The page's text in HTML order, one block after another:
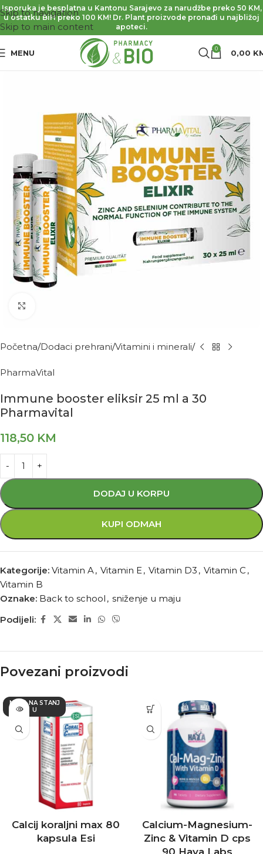
Skip to navigation
Skip to main content
Isporuka je besplatna u Kantonu Sarajevo za narudžbe preko 50 KM,
u ostatku BiH preko 100 KM! Dr. Plant proizvode pronađi u najbližoj
apoteci.
MENU 0 0,00
Početna Dodaci prehrani Vitamini i minerali
PharmaVital
Immune booster eliksir 25 ml a 30
Pharmavital
118,50 KM
DODAJ U KORPU
KUPI ODMAH
Kategorije: Vitamin A, Vitamin E, Vitamin D3 , Vitamin C ,
Vitamin B
Oznake: Back to school , sniženje u maju
Podijeli:
Povezani proizvodi
NEMA NA STANJ
U
Calcij koraljni max 80
kapsula Esi
Calcium-Magnesium-
Zinc & Vitamin D cps
90 Haya Labs